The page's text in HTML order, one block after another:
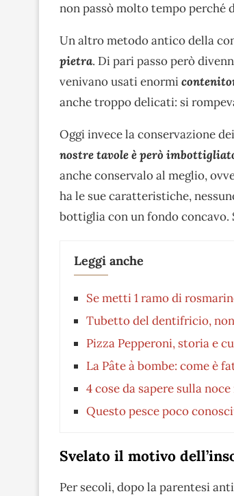
non passò molto tempo perché
Un altro metodo antico della
pietra. Di pari passo però
venivano usati enormi
anche troppo delicati: si
Oggi invece la conservazione
nostre tavole è però
anche conservalo al meglio,
ha le sue caratteristiche,
bottiglia con un fondo concavo.
Leggi anche
Se metti 1 ramo di
Tubetto del dentifricio,
Pizza Pepperoni, storia e
La Pâte à bombe: come è
4 cose da sapere sulla
Questo pesce poco
Svelato il motivo
Per secoli, dopo la parentesi